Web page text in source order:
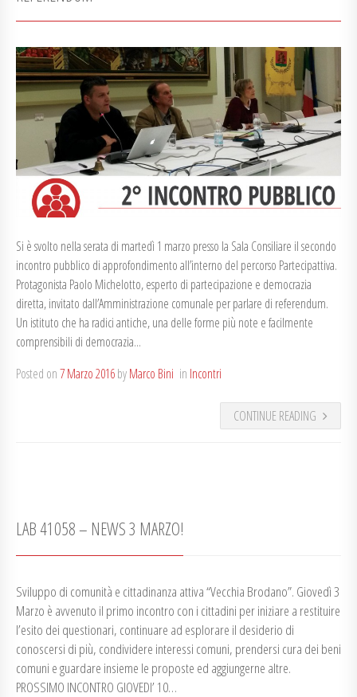
Si è svolto nella serata di martedì 1 marzo presso la Sala Consiliare il secondo
incontro pubblico di approfondimento all’interno del percorso Partecipattiva.
Protagonista Paolo Michelotto, esperto di partecipazione e democrazia
diretta, invitato dall’Amministrazione comunale per parlare di referendum.
Un istituto che ha radici antiche, una delle forme più note e facilmente
comprensibili di democrazia...
Posted on7 Marzo 2016byMarco Bini in Incontri
CONTINUE READING
LAB 41058 – NEWS 3 MARZO!
Sviluppo di comunità e cittadinanza attiva “Vecchia Brodano”. Giovedì 3
Marzo è avvenuto il primo incontro con i cittadini per iniziare a restituire
l’esito dei questionari, continuare ad esplorare il desiderio di
conoscersi di più, condividere interessi comuni, prendersi cura dei beni
comuni e guardare insieme le proposte ed aggiungerne altre.
PROSSIMO INCONTRO GIOVEDI’ 10…